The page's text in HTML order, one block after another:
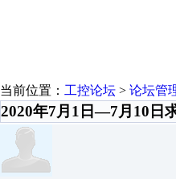
当前位置： 工控论坛 > 论坛管
2020年7月1日—7月10日